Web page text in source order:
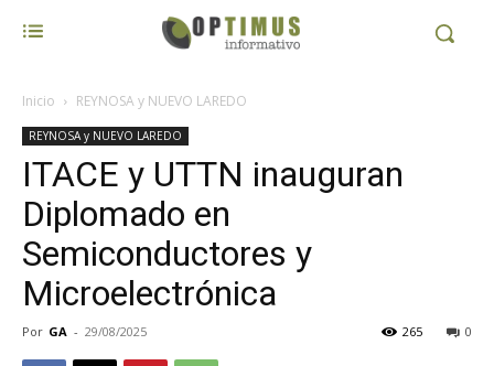
Inicio REYNOSA y NUEVO LAREDO
REYNOSA y NUEVO LAREDO
ITACE y UTTN inauguran
Diplomado en
Semiconductores y
Microelectrónica
Por GA - 29/08/2025 0
265